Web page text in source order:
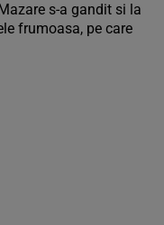
s-a gandit si la
frumoasa, pe care